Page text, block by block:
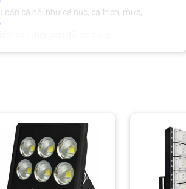
dẫn cá nổi như cá nục, cá trích, mực,…